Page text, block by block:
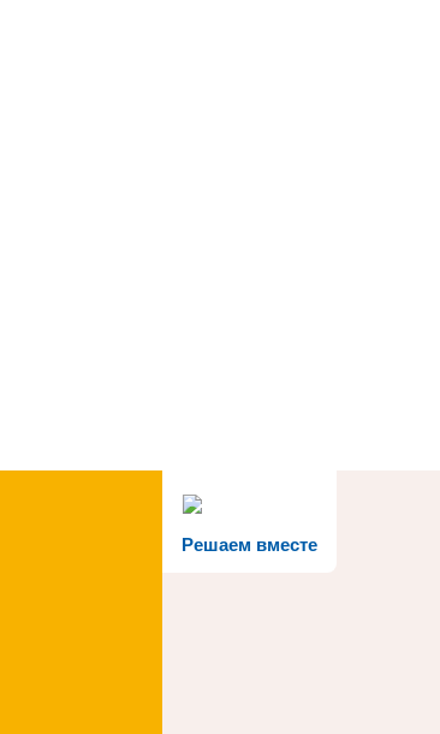
Решаем вместе